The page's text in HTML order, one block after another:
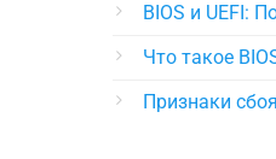
BIOS и UEFI:
Что такое
Признаки